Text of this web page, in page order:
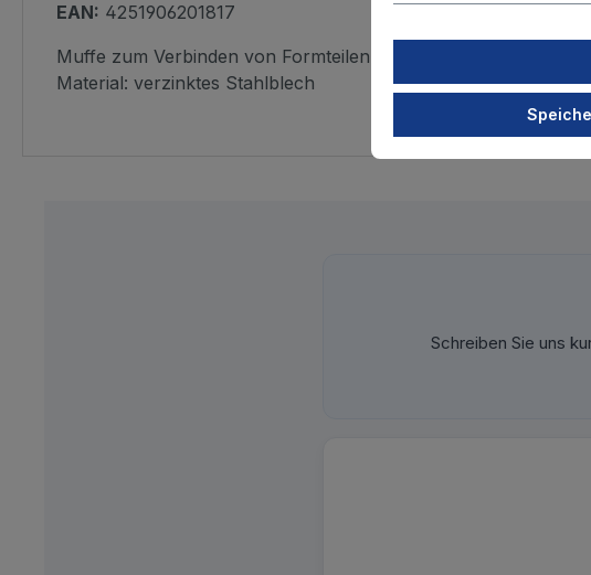
EAN: 4251906201817
Muffe zum Verbinden von Formteilen
Material: verzinktes Stahlblech
Schreiben Sie uns